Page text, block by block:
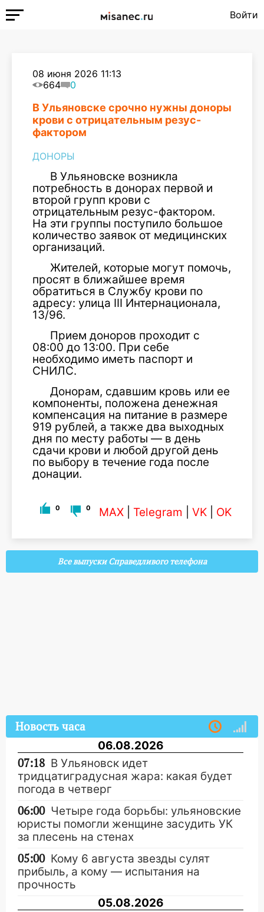
Войти
08 июня 2026 11:13
664
0
В Ульяновске срочно нужны доноры
крови с отрицательным резус-
фактором
ДОНОРЫ
В Ульяновске возникла
потребность в донорах первой и
второй групп крови с
отрицательным резус-фактором.
На эти группы поступило большое
количество заявок от медицинских
организаций.
Жителей, которые могут помочь,
просят в ближайшее время
обратиться в Службу крови по
адресу: улица III Интернационала,
13/96.
Прием доноров проходит с
08:00 до 13:00. При себе
необходимо иметь паспорт и
СНИЛС.
Донорам, сдавшим кровь или ее
компоненты, положена денежная
компенсация на питание в размере
919 рублей, а также два выходных
дня по месту работы — в день
сдачи крови и любой другой день
по выбору в течение года после
донации.
0 0 MAX Telegram VK OK
Все выпуски Справедливого телефона
Новость часа
06.08.2026
07:18 В Ульяновск идет
тридцатиградусная жара: какая будет
погода в четверг
06:00 Четыре года борьбы: ульяновские
юристы помогли женщине засудить УК
за плесень на стенах
05:00 Кому 6 августа звезды сулят
прибыль, а кому — испытания на
прочность
05.08.2026